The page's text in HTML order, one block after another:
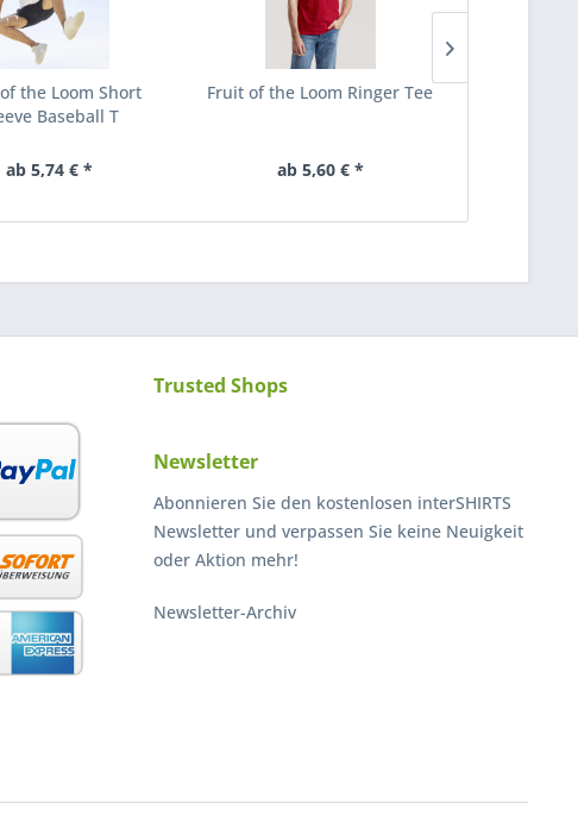
the Loom Short
Baseball T
ab 5,74 € *
Fruit of the Loom Ringer Tee
ab 5,60 € *
Trusted Shops
Newsletter
Abonnieren Sie den kostenlosen interSHIRTS
Newsletter und verpassen Sie keine Neuigkeit
oder Aktion mehr!
Newsletter-Archiv